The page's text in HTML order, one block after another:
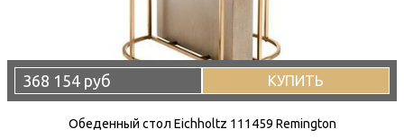
368 154 руб КУПИТЬ
Обеденный стол Eichholtz 111459 Remington